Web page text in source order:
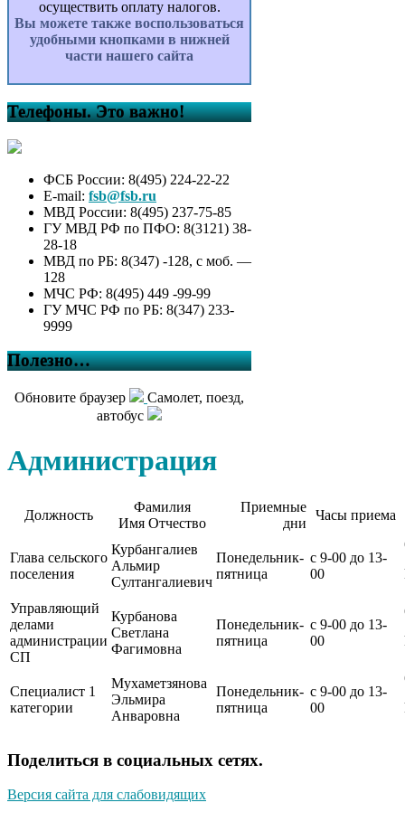
осуществить оплату налогов.
Вы можете также воспользоваться
удобными кнопками в нижней
части нашего сайта
Телефоны. Это важно!
ФСБ России: 8(495) 224-22-22
E-mail: fsb@fsb.ru
МВД России: 8(495) 237-75-85
ГУ МВД РФ по ПФО: 8(3121) 38-
28-18
МВД по РБ: 8(347) -128, с моб. —
128
МЧС РФ: 8(495) 449 -99-99
ГУ МЧС РФ по РБ: 8(347) 233-
9999
Полезно…
Обновите браузер
Самолет, поезд,
автобус
Администрация
Должность
Фамилия
Имя Отчество
Приемные
дни
Часы приема
Глава сельского
поселения
Курбангалиев
Альмир
Султангалиевич
Понедельник-
пятница
с 9-00 до 13-
00
Управляющий
делами
администрации
СП
Курбанова
Светлана
Фагимовна
Понедельник-
пятница
с 9-00 до 13-
00
Специалист 1
категории
Мухаметзянова
Эльмира
Анваровна
Понедельник-
пятница
с 9-00 до 13-
00
Поделиться в социальных сетях.
Версия сайта для слабовидящих